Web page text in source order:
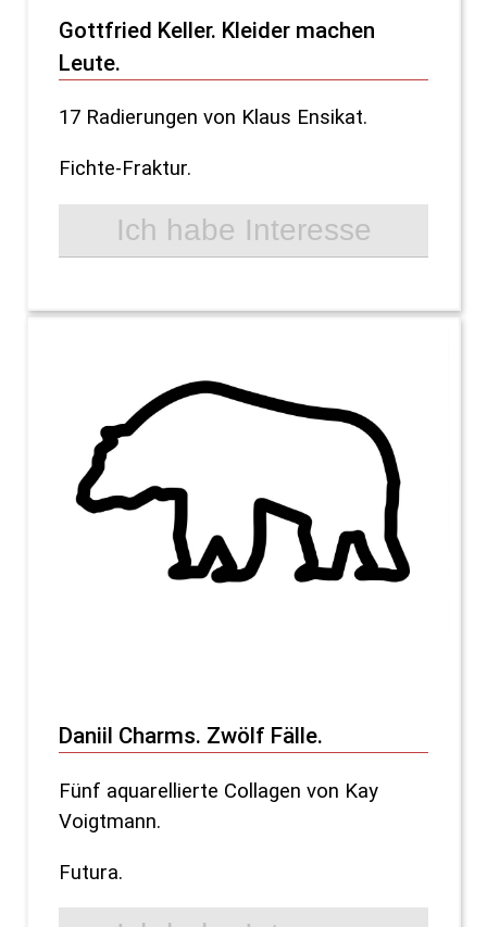
Gottfried Keller. Kleider machen
Leute.
17 Radierungen von Klaus Ensikat.
Fichte-Fraktur.
Daniil Charms. Zwölf Fälle.
Fünf aquarellierte Collagen von Kay
Voigtmann.
Futura.